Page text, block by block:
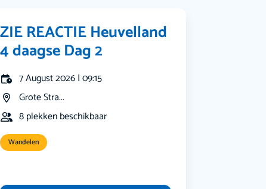
ZIE REACTIE Heuvelland
4 daagse Dag 2
7 August 2026 | 09:15
Grote Stra...
8 plekken beschikbaar
Wandelen